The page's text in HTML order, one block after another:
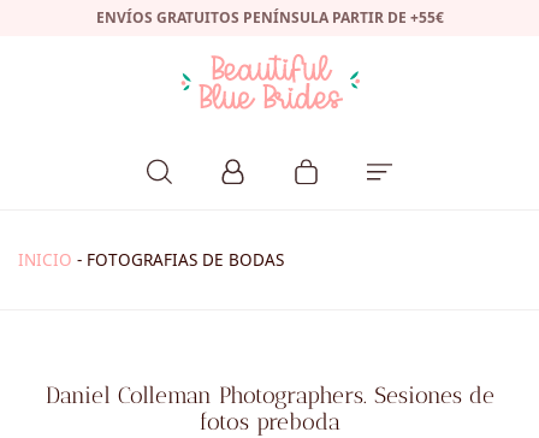
ENVÍOS GRATUITOS PENÍNSULA PARTIR DE +55€
INICIO - FOTOGRAFIAS DE BODAS
Daniel Colleman Photographers. Sesiones de
fotos preboda